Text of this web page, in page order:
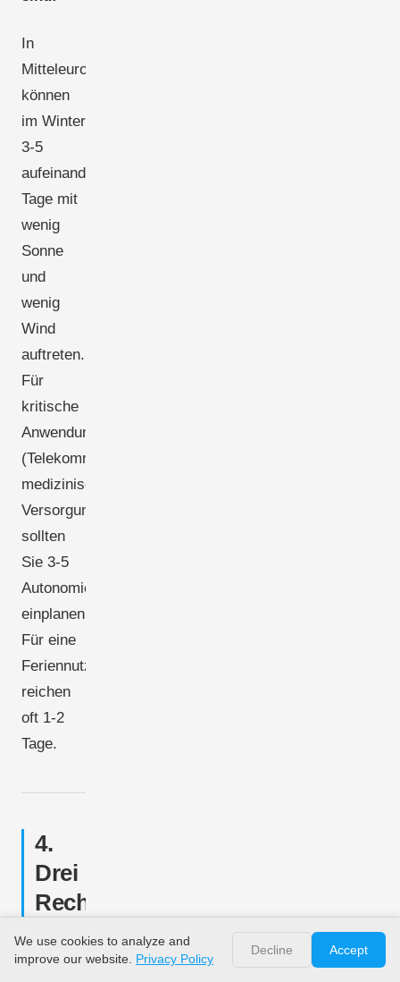
In
Mitteleuropa
können
im Winter
3-5
aufeinanderfolgende
Tage mit
wenig
Sonne
und
wenig
Wind
auftreten.
Für
kritische
Anwendungen
(Telekommunikation,
medizinische
Versorgung)
sollten
Sie 3-5
Autonomietage
einplanen.
Für eine
Feriennutzung
reichen
oft 1-2
Tage.
4.
Drei
Rechenbeispiele
der
We use cookies to analyze and
improve our website. Privacy Policy
Decline Accept